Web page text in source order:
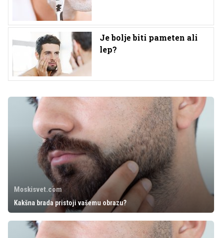
Je bolje biti pameten ali
lep?
Moskisvet.com
Kakšna brada pristoji vašemu obrazu?